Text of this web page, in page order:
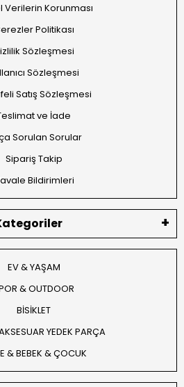
Verilerin Korunması
Politikası
Sözleşmesi
Sözleşmesi
Satış Sözleşmesi
ve İade
Sorulan Sorular
Sipariş Takip
Bildirimleri
EV & YAŞAM
& OUTDOOR
BİSİKLET
YEDEK PARÇA
& BEBEK & ÇOCUK